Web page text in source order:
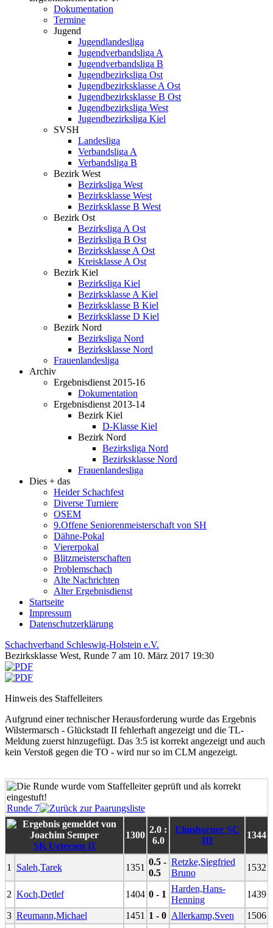
Dokumentation
Termine
Jugend
Jugendlandesliga
Jugendverbandsliga A
Jugendverbandsliga B
Jugendbezirksliga Ost
Jugendbezirksklasse A Ost
Jugendbezirksklasse B Ost
Jugendbezirksliga West
Jugendbezirksliga Kiel
SVSH
Landesliga
Verbandsliga A
Verbandsliga B
Bezirk West
Bezirksliga West
Bezirksklasse West
Bezirksklasse B West
Bezirk Ost
Bezirksliga A Ost
Bezirksliga B Ost
Bezirksklasse A Ost
Kreisklasse A Ost
Bezirk Kiel
Bezirksliga Kiel
Bezirksklasse A Kiel
Bezirksklasse B Kiel
Bezirksklasse D Kiel
Bezirk Nord
Bezirksliga Nord
Bezirksklasse Nord
Frauenlandesliga
Archiv
Ergebnisdienst 2015-16
Dokumentation
Ergebnisdienst 2013-14
Bezirk Kiel
D-Klasse Kiel
Bezirk Nord
Bezirksliga Nord
Bezirksklasse Nord
Frauenlandesliga
Dies + das
Heider Schachfest
Diverse Turniere
OSEM
9.Offene Seniorenmeisterschaft von SH
Dähne-Pokal
Viererpokal
Blitzmeisterschaften
Problemschach
Alte Nachrichten
Alter Ergebnisdienst
Startseite
Impressum
Datenschutzerklärung
Schachverband Schleswig-Holstein e.V.
Bezirksklasse West, Runde 7 am 10. März 2017 19:30
Hinweis des Staffelleiters
Aufgrund einer technischer Herausforderung wurde das Ergebnis
Wilstermarsch - Glückstadt II fehlerhaft angezeigt und die TL-
Meldung zuerst hinzugefügt. Das 3:5 ist korrekt angezeigt und auch
kein Verstoß gegen die TO - wird nur so im CLM angezeigt.
Runde 7
SK Uetersen II
1300
2.0 :
6.0
Elmshorner SC
III
1344
1 Saleh,Tarek 1351
0.5 -
0.5
Retzke,Siegfried
Bruno
1532
2 Koch,Detlef 1404 0 - 1
Harden,Hans-
Henning
1439
3 Reumann,Michael 1451 1 - 0 Allerkamp,Sven
1506